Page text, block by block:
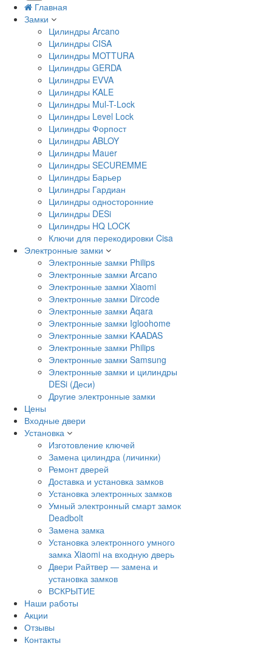
Главная
Замки
Цилиндры Arcano
Цилиндры CISA
Цилиндры MOTTURA
Цилиндры GERDA
Цилиндры EVVA
Цилиндры KALE
Цилиндры Mul-T-Lock
Цилиндры Level Lock
Цилиндры Форпост
Цилиндры ABLOY
Цилиндры Mauer
Цилиндры SECUREMME
Цилиндры Барьер
Цилиндры Гардиан
Цилиндры односторонние
Цилиндры DESi
Цилиндры HQ LOCK
Ключи для перекодировки Cisa
Электронные замки
Электронные замки Philips
Электронные замки Arcano
Электронные замки Xiaomi
Электронные замки Dircode
Электронные замки Aqara
Электронные замки Igloohome
Электронные замки KAADAS
Электронные замки Philips
Электронные замки Samsung
Электронные замки и цилиндры
DESi (Деси)
Другие электронные замки
Цены
Входные двери
Установка
Изготовление ключей
Замена цилиндра (личинки)
Ремонт дверей
Доставка и установка замков
Установка электронных замков
Умный электронный смарт замок
Deadbolt
Замена замка
Установка электронного умного
замка Xiaomi на входную дверь
Двери Райтвер — замена и
установка замков
ВСКРЫТИЕ
Наши работы
Акции
Отзывы
Контакты